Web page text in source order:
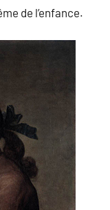
de l’enfance.